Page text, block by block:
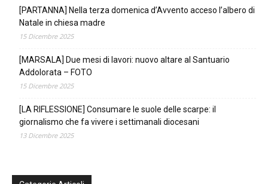
[PARTANNA] Nella terza domenica d’Avvento acceso l’albero di
Natale in chiesa madre
15 Dicembre 2025
[MARSALA] Due mesi di lavori: nuovo altare al Santuario
Addolorata – FOTO
15 Dicembre 2025
[LA RIFLESSIONE] Consumare le suole delle scarpe: il
giornalismo che fa vivere i settimanali diocesani
13 Dicembre 2025